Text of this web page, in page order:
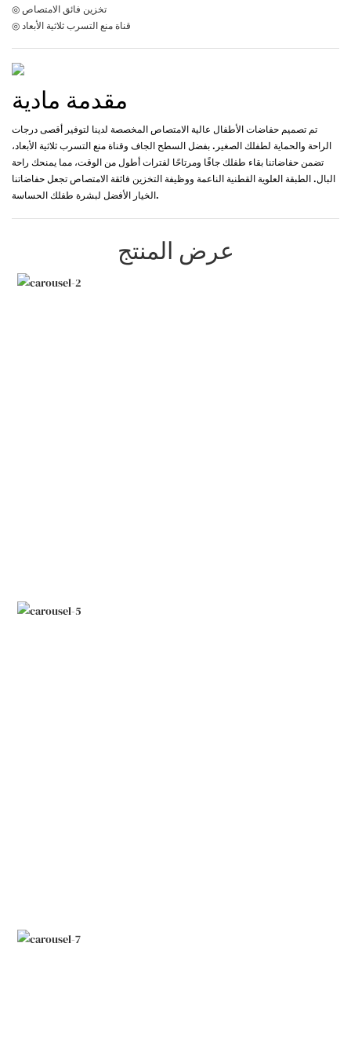
◎ تخزين فائق الامتصاص
◎ قناة منع التسرب ثلاثية الأبعاد
مقدمة مادية
تم تصميم حفاضات الأطفال عالية الامتصاص المخصصة لدينا لتوفير أقصى درجات
الراحة والحماية لطفلك الصغير. بفضل السطح الجاف وقناة منع التسرب ثلاثية الأبعاد،
تضمن حفاضاتنا بقاء طفلك جافًا ومرتاحًا لفترات أطول من الوقت، مما يمنحك راحة
البال. الطبقة العلوية القطنية الناعمة ووظيفة التخزين فائقة الامتصاص تجعل حفاضاتنا
الخيار الأفضل لبشرة طفلك الحساسة.
عرض المنتج